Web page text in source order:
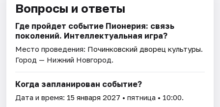
Вопросы и ответы
Где пройдет событие Пионерия: связь
поколений. Интеллектуальная игра?
Место проведения: Починковский дворец культуры.
Город — Нижний Новгород.
Когда запланирован событие?
Дата и время: 15 января 2027 • пятница • 10:00.